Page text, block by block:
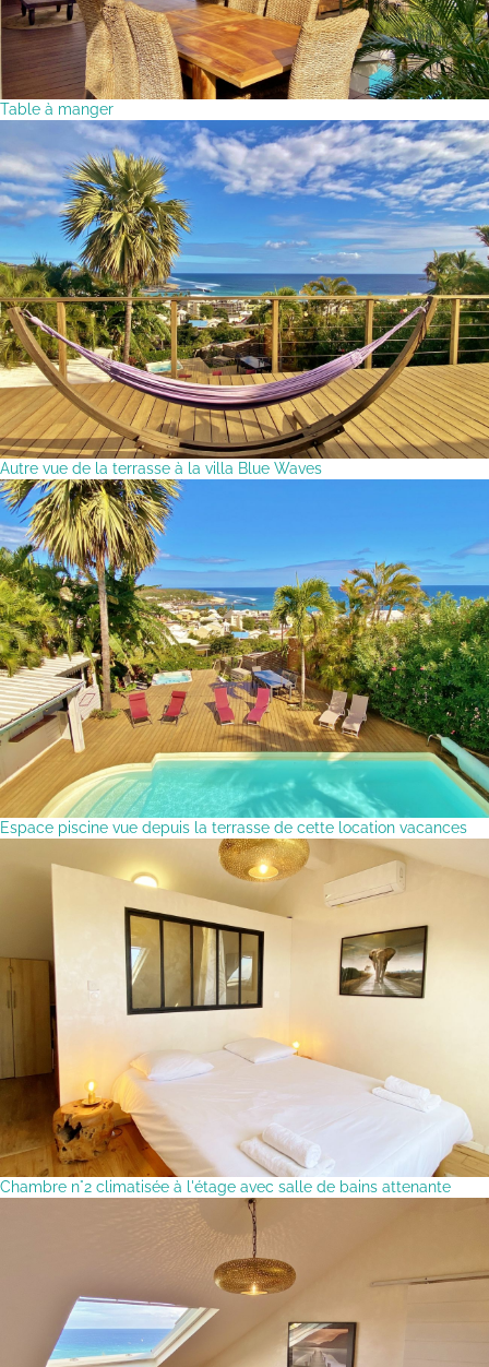
Table à manger
Autre vue de la terrasse à la villa Blue Waves
Espace piscine vue depuis la terrasse de cette location vacances
Chambre n°2 climatisée à l'étage avec salle de bains attenante